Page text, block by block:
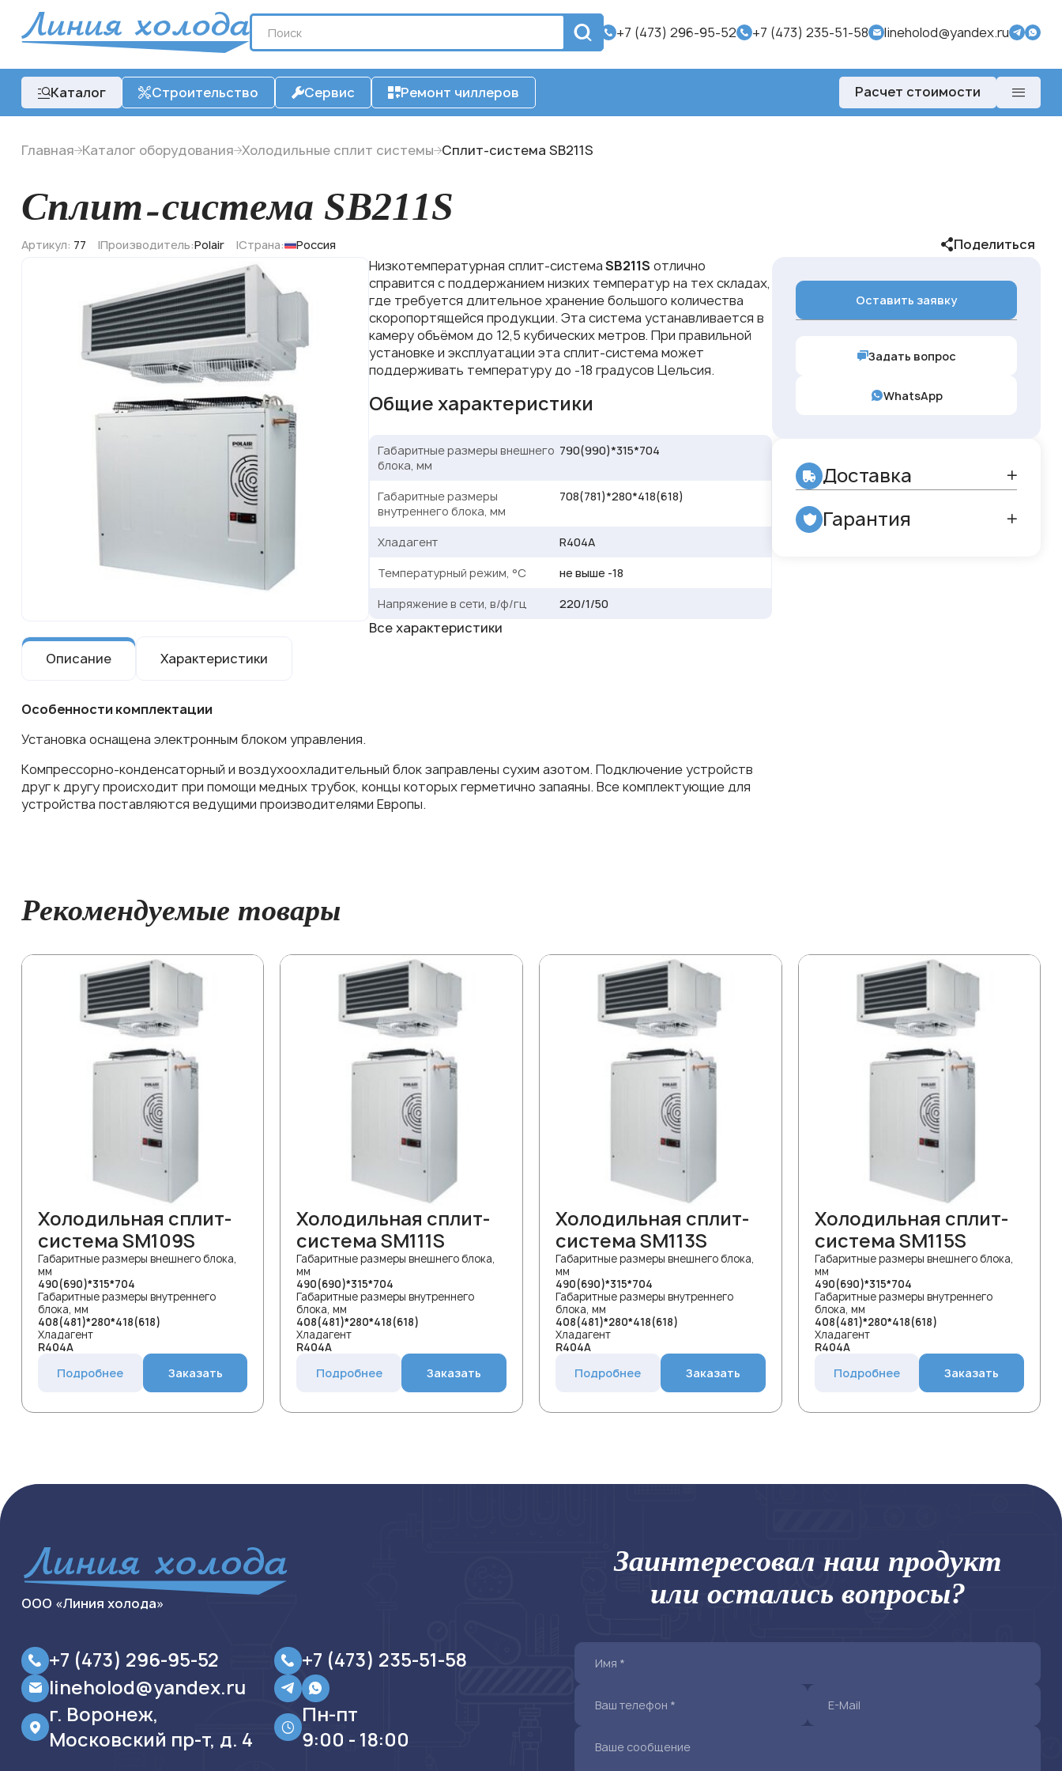
+7 (473) 296-95-52 +7 (473) 235-51-58 lineholod@yandex.ru
Каталог Строительство Сервис Ремонт чиллеров Расчет стоимости
Главная Каталог оборудования Холодильные сплит системы Сплит-система SB211S
Сплит-система SB211S
Артикул: 77 Производитель:Polair Страна: Россия
Поделиться
Низкотемпературная сплит-системаSB211S отлично
справится с поддержанием низких температур на тех складах,
где требуется длительное хранение большого количества
скоропортящейся продукции. Эта система устанавливается в
камеру объёмом до 12,5 кубических метров. При правильной
установке и эксплуатации эта сплит-система может
поддерживать температуру до -18 градусов Цельсия.
Общие характеристики
Габаритные размеры внешнего
блока, мм
790(990)*315*704
Габаритные размеры
внутреннего блока, мм
708(781)*280*418(618)
Хладагент R404A
Температурный режим, °С не выше -18
Напряжение в сети, в/ф/гц 220/1/50
Все характеристики
Описание
Характеристики
Особенности комплектации
Установка оснащена электронным блоком управления.
Компрессорно-конденсаторный и воздухоохладительный блок заправлены сухим азотом. Подключение устройств
друг к другу происходит при помощи медных трубок, концы которых герметично запаяны. Все комплектующие для
устройства поставляются ведущими производителями Европы.
Оставить заявку
Задать вопрос
WhatsApp
Доставка
Гарантия
Рекомендуемые товары
Холодильная сплит-
система SM109S
Габаритные размеры внешнего блока,
мм
490(690)*315*704
Габаритные размеры внутреннего
блока, мм
408(481)*280*418(618)
Хладагент
R404A
Подробнее Заказать
Холодильная сплит-
система SM111S
Габаритные размеры внешнего блока,
мм
490(690)*315*704
Габаритные размеры внутреннего
блока, мм
408(481)*280*418(618)
Хладагент
R404A
Подробнее Заказать
Холодильная сплит-
система SM113S
Габаритные размеры внешнего блока,
мм
490(690)*315*704
Габаритные размеры внутреннего
блока, мм
408(481)*280*418(618)
Хладагент
R404A
Подробнее Заказать
Холодильная сплит-
система SM115S
Габаритные размеры внешнего блока,
мм
490(690)*315*704
Габаритные размеры внутреннего
блока, мм
408(481)*280*418(618)
Хладагент
R404A
Подробнее Заказать
ООО «Линия холода»
+7 (473) 296-95-52
+7 (473) 235-51-58
lineholod@yandex.ru
г. Воронеж,
Московский пр-т, д. 4
Пн-пт
9:00 - 18:00
Заинтересовал наш продукт
или остались вопросы?